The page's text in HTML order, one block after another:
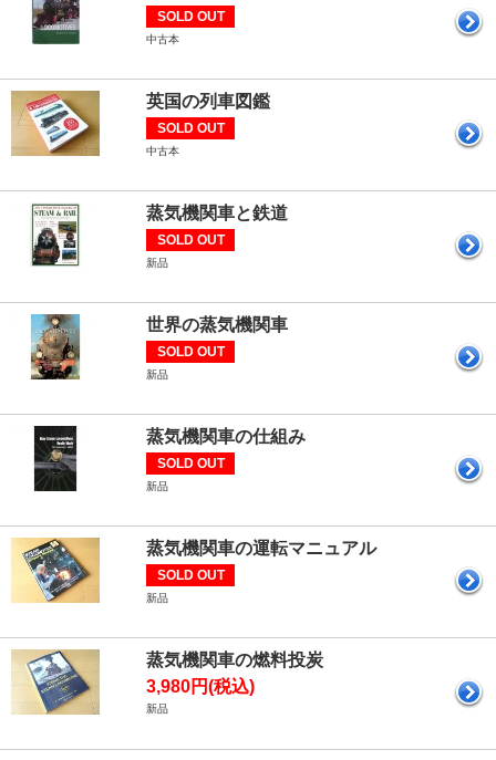
SOLD OUT
中古本
英国の列車図鑑
SOLD OUT
中古本
蒸気機関車と鉄道
SOLD OUT
新品
世界の蒸気機関車
SOLD OUT
新品
蒸気機関車の仕組み
SOLD OUT
新品
蒸気機関車の運転マニュアル
SOLD OUT
新品
蒸気機関車の燃料投炭
3,980円(税込)
新品